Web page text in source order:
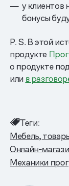
у клиентов
бонусы
P. S. В этой
продукте
о продукте
или в
Теги:
Мебель,
Онлайн-
Механики